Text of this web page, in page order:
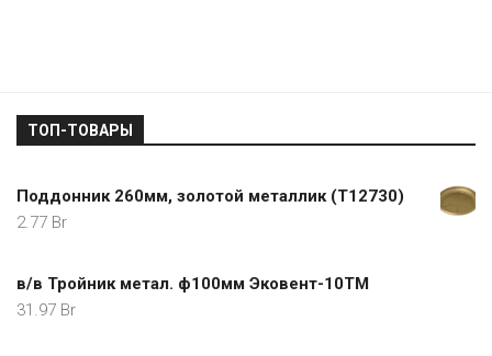
ТОП-ТОВАРЫ
Поддонник 260мм, золотой металлик (Т12730)
2.77 Br
в/в Тройник метал. ф100мм Эковент-10ТМ
31.97 Br